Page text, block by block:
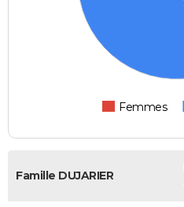
Femmes
Famille DUJARIER